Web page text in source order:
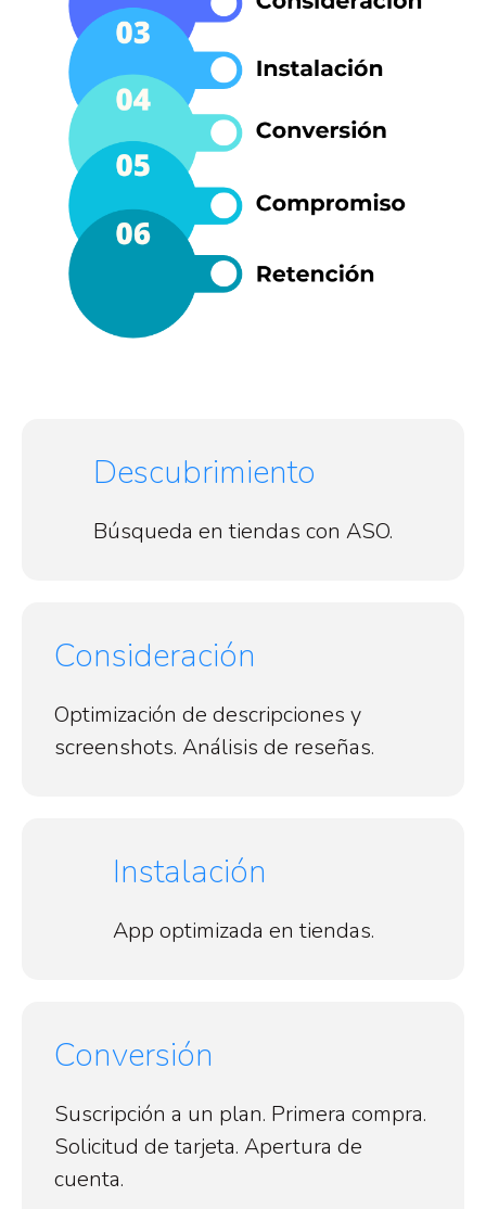
Descubrimiento
Búsqueda en tiendas con ASO.
Consideración
Optimización de descripciones y
screenshots. Análisis de reseñas.
Instalación
App optimizada en tiendas.
Conversión
Suscripción a un plan. Primera compra.
Solicitud de tarjeta. Apertura de
cuenta.